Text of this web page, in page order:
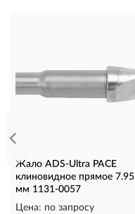
Жало ADS-Ultra PACE
клиновидное прямое 7.95
мм 1131-0057
Цена: по запросу